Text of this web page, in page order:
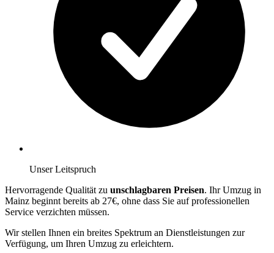
Unser Leitspruch
Hervorragende Qualität zu unschlagbaren Preisen. Ihr Umzug in
Mainz beginnt bereits ab 27€, ohne dass Sie auf professionellen
Service verzichten müssen.
Wir stellen Ihnen ein breites Spektrum an Dienstleistungen zur
Verfügung, um Ihren Umzug zu erleichtern.